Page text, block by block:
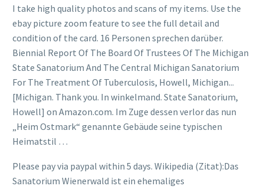
I take high quality photos and scans of my items. Use the
ebay picture zoom feature to see the full detail and
condition of the card. 16 Personen sprechen darüber.
Biennial Report Of The Board Of Trustees Of The Michigan
State Sanatorium And The Central Michigan Sanatorium
For The Treatment Of Tuberculosis, Howell, Michigan...
[Michigan. Thank you. In winkelmand. State Sanatorium,
Howell] on Amazon.com. Im Zuge dessen verlor das nun
„Heim Ostmark“ genannte Gebäude seine typischen
Heimatstil …
Please pay via paypal within 5 days. Wikipedia (Zitat):Das
Sanatorium Wienerwald ist ein ehemaliges